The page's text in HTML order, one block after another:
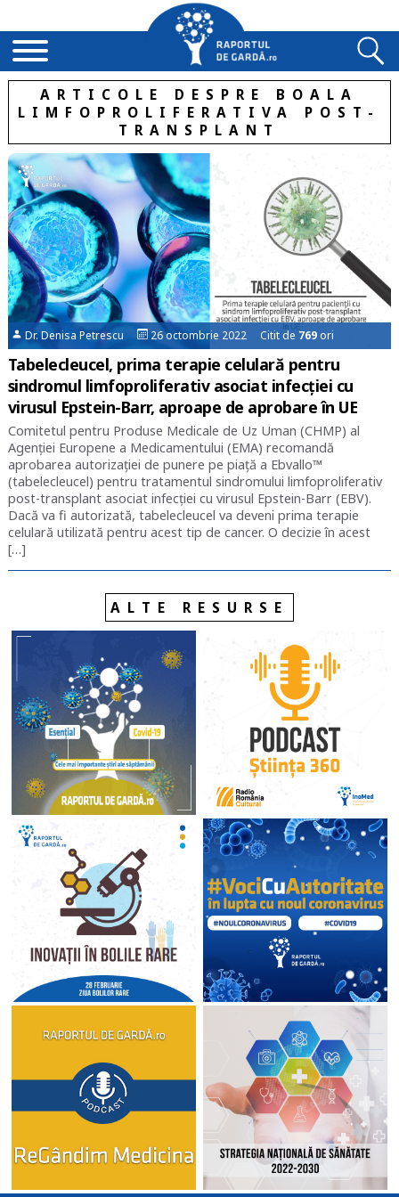
ARTICOLE DESPRE BOALA
LIMFOPROLIFERATIVA POST-
TRANSPLANT
Dr. Denisa Petrescu 26 octombrie 2022 Citit de 769 ori
Tabelecleucel, prima terapie celulară pentru
sindromul limfoproliferativ asociat infecției cu
virusul Epstein-Barr, aproape de aprobare în UE
Comitetul pentru Produse Medicale de Uz Uman (CHMP) al
Agenției Europene a Medicamentului (EMA) recomandă
aprobarea autorizației de punere pe piață a Ebvallo™
(tabelecleucel) pentru tratamentul sindromului limfoproliferativ
post-transplant asociat infecției cu virusul Epstein-Barr (EBV).
Dacă va fi autorizată, tabelecleucel va deveni prima terapie
celulară utilizată pentru acest tip de cancer. O decizie în acest
[…]
ALTE RESURSE